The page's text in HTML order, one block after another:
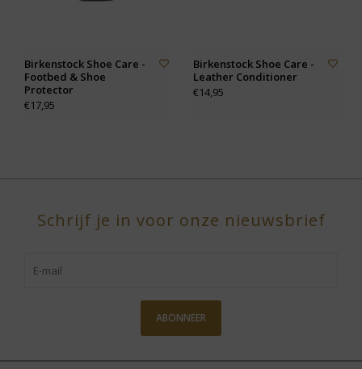
Birkenstock Shoe Care -
Footbed & Shoe
Protector
€17,95
Birkenstock Shoe Care -
Leather Conditioner
€14,95
Schrijf je in voor onze nieuwsbrief
ABONNEER